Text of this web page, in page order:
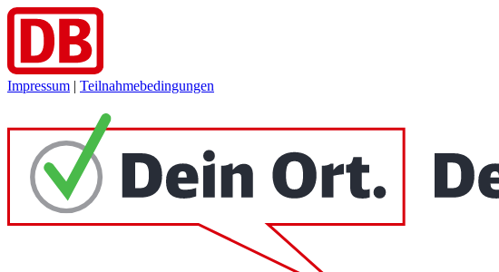
Impressum | Teilnahmebedingungen